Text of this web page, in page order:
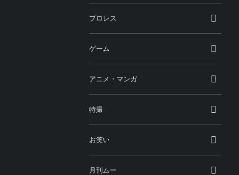
プロレス
ゲーム
アニメ・マンガ
特撮
お笑い
月刊ムー